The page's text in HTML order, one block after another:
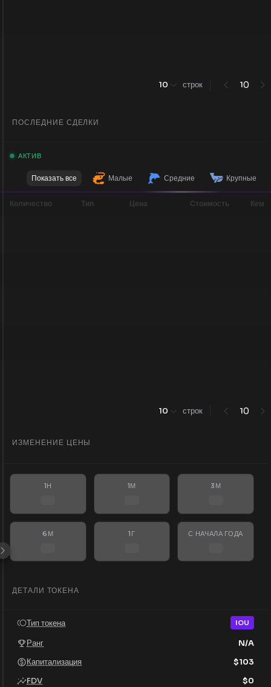
10 строк 10
ПОСЛЕДНИЕ СДЕЛКИ
АКТИВ
Показать все Малые Средние Крупные
Количество Тип Цена Стоимость Кем
10 строк 10
ИЗМЕНЕНИЕ ЦЕНЫ
1Н 1М 3М
6М 1Г С НАЧАЛА ГОДА
ДЕТАЛИ ТОКЕНА
Тип токена IOU
Ранг
N/A
Капитализация
$103
FDV
$0